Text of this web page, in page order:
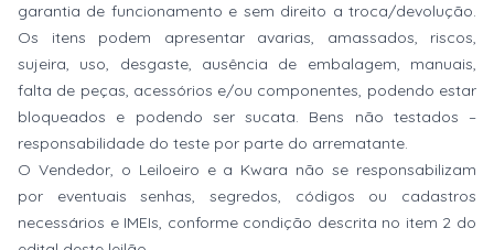
garantia de funcionamento e sem direito a troca/devolução.
Os itens podem apresentar avarias, amassados, riscos,
sujeira, uso, desgaste, ausência de embalagem, manuais,
falta de peças, acessórios e/ou componentes, podendo estar
bloqueados e podendo ser sucata. Bens não testados –
responsabilidade do teste por parte do arrematante.
O Vendedor, o Leiloeiro e a Kwara não se responsabilizam
por eventuais senhas, segredos, códigos ou cadastros
necessários e IMEIs, conforme condição descrita no item 2 do